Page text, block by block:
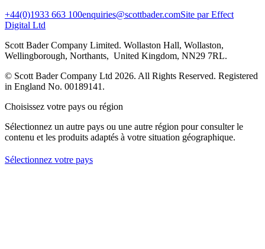
+44(0)1933 663 100enquiries@scottbader.comSite par Effect
Digital Ltd
Scott Bader Company Limited. Wollaston Hall, Wollaston,
Wellingborough, Northants, United Kingdom, NN29 7RL.
© Scott Bader Company Ltd 2026. All Rights Reserved. Registered
in England No. 00189141.
Choisissez votre pays ou région
Sélectionnez un autre pays ou une autre région pour consulter le
contenu et les produits adaptés à votre situation géographique.
Sélectionnez votre pays